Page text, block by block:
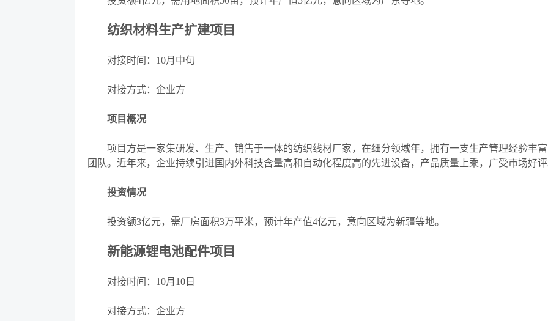
纺织材料生产扩建项目
对接时间： 10月中旬
对接方式：企业方
项目概况
项目方是一家集研发、生产、销售于一体的纺织线材厂家，在细分领域年，拥有一支生产管理经验丰
团队。近年来，企业持续引进国内外科技含量高和自动化程度高的先进设备，产品质量上乘，广受市场好
投资情况
投资额3亿元，需厂房面积3万平米，预计年产值4亿元，意向区域为新疆等地。
新能源锂电池配件项目
对接时间： 10月10日
对接方式：企业方